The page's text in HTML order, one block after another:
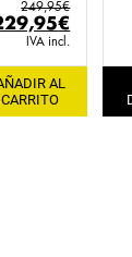
249,95€
precio
249,95€.
€
precio
actual
IVA incl.
AL
CARRITO